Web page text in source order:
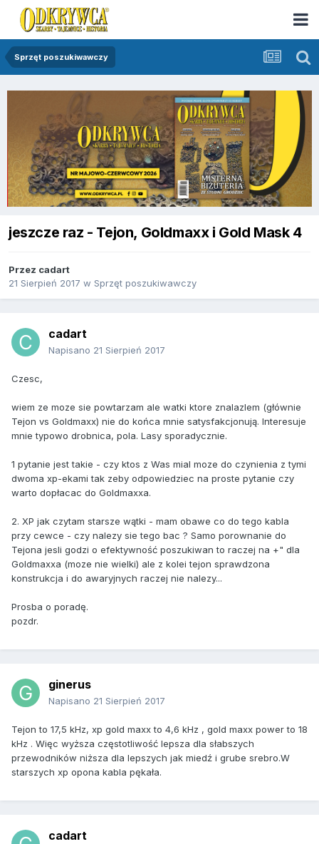
Sprzęt poszukiwawczy
jeszcze raz - Tejon, Goldmaxx i Gold Mask 4
Przez cadart
21 Sierpień 2017 w Sprzęt poszukiwawczy
cadart
Napisano 21 Sierpień 2017
Czesc,
wiem ze moze sie powtarzam ale watki ktore znalazlem (głównie
Tejon vs Goldmaxx) nie do końca mnie satysfakcjonują. Interesuje
mnie typowo drobnica, pola. Lasy sporadycznie.
1 pytanie jest takie - czy ktos z Was mial moze do czynienia z tymi
dwoma xp-ekami tak zeby odpowiedziec na proste pytanie czy
warto dopłacac do Goldmaxxa.
2. XP jak czytam starsze wątki - mam obawe co do tego kabla
przy cewce - czy nalezy sie tego bac ? Samo porownanie do
Tejona jesli godzi o efektywność poszukiwan to raczej na +" dla
Goldmaxxa (moze nie wielki) ale z kolei tejon sprawdzona
konstrukcja i do awaryjnych raczej nie nalezy...
Prosba o poradę.
pozdr.
ginerus
Napisano 21 Sierpień 2017
Tejon to 17,5 kHz, xp gold maxx to 4,6 kHz , gold maxx power to 18
kHz . Więc wyższa częstotliwość lepsza dla słabszych
przewodników niższa dla lepszych jak miedź i grube srebro.W
starszych xp opona kabla pękała.
cadart